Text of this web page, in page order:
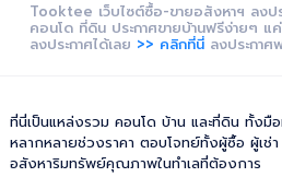
Tooktee เว็บไซต์ซื้อ-ขายอสังหาฯ ลงปร
คอนโด ที่ดิน ประกาศขายบ้านฟรีง่ายๆ แ
ลงประกาศได้เลย >> คลิกที่นี่ ลงประกาศ
ที่นี่เป็นแหล่งรวม คอนโด บ้าน และที่ดิน ทั้งมื
หลากหลายช่วงราคา ตอบโจทย์ทั้งผู้ซื้อ ผู้เช่
อสังหาริมทรัพย์คุณภาพในทำเลที่ต้องการ